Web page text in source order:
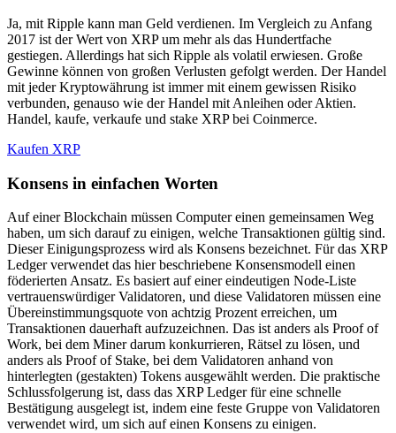
Ja, mit Ripple kann man Geld verdienen. Im Vergleich zu Anfang
2017 ist der Wert von XRP um mehr als das Hundertfache
gestiegen. Allerdings hat sich Ripple als volatil erwiesen. Große
Gewinne können von großen Verlusten gefolgt werden. Der Handel
mit jeder Kryptowährung ist immer mit einem gewissen Risiko
verbunden, genauso wie der Handel mit Anleihen oder Aktien.
Handel, kaufe, verkaufe und stake XRP bei Coinmerce.
Kaufen XRP
Konsens in einfachen Worten
Auf einer Blockchain müssen Computer einen gemeinsamen Weg
haben, um sich darauf zu einigen, welche Transaktionen gültig sind.
Dieser Einigungsprozess wird als Konsens bezeichnet. Für das XRP
Ledger verwendet das hier beschriebene Konsensmodell einen
föderierten Ansatz. Es basiert auf einer eindeutigen Node-Liste
vertrauenswürdiger Validatoren, und diese Validatoren müssen eine
Übereinstimmungsquote von achtzig Prozent erreichen, um
Transaktionen dauerhaft aufzuzeichnen. Das ist anders als Proof of
Work, bei dem Miner darum konkurrieren, Rätsel zu lösen, und
anders als Proof of Stake, bei dem Validatoren anhand von
hinterlegten (gestakten) Tokens ausgewählt werden. Die praktische
Schlussfolgerung ist, dass das XRP Ledger für eine schnelle
Bestätigung ausgelegt ist, indem eine feste Gruppe von Validatoren
verwendet wird, um sich auf einen Konsens zu einigen.